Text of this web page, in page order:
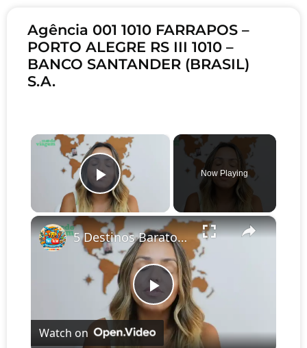
Agência 001 1010 FARRAPOS –
PORTO ALEGRE RS III 1010 –
BANCO SANTANDER (BRASIL)
S.A.
×
Play Video
Now Playing
×
Play Video
5 Destinos Baratos no Brasil Para Conhecer e Amar! 🇧🇷✨
Watch on